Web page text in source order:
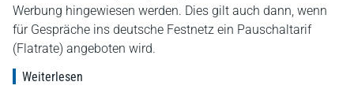
Werbung hingewiesen werden. Dies gilt auch dann, wenn
für Gespräche ins deutsche Festnetz ein Pauschaltarif
(Flatrate) angeboten wird.
Weiterlesen